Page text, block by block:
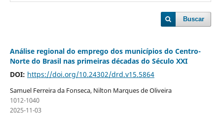
Buscar
Análise regional do emprego dos municípios do Centro-
Norte do Brasil nas primeiras décadas do Século XXI
DOI: https://doi.org/10.24302/drd.v15.5864
Samuel Ferreira da Fonseca, Nilton Marques de Oliveira
1012-1040
2025-11-03